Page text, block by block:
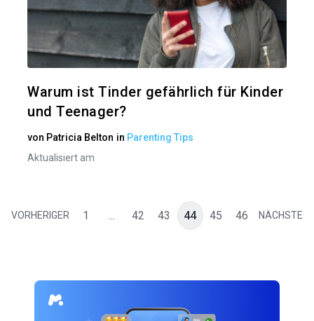
Diesen
Warum ist Tinder gefährlich für Kinder
und Teenager?
von Patricia Belton in Parenting Tips
Aktualisiert am
VORHERIGER 1 ... 42 43 44 45 46 NÄCHSTE